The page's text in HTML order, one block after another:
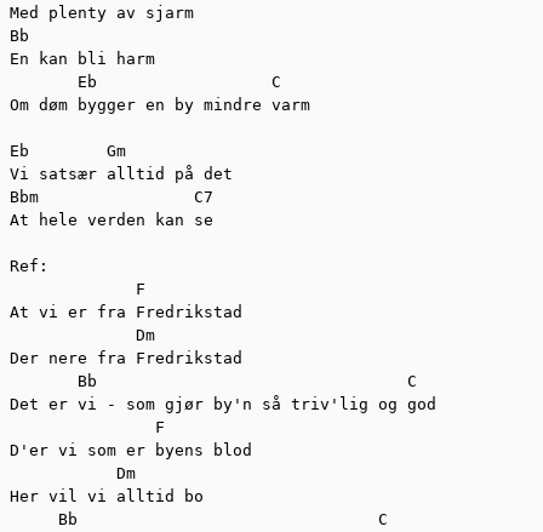
Med plenty av sjarm
Bb
En kan bli harm
       Eb                  C
Om døm bygger en by mindre varm
Eb        Gm
Vi satsær alltid på det
Bbm                C7
At hele verden kan se
Ref:
             F
At vi er fra Fredrikstad
             Dm
Der nere fra Fredrikstad
       Bb                                C
Det er vi - som gjør by'n så triv'lig og god
               F
D'er vi som er byens blod
           Dm
Her vil vi alltid bo
     Bb                               C